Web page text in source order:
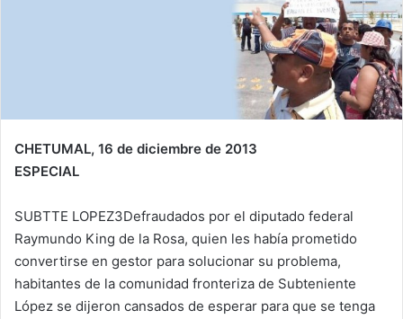
CHETUMAL, 16 de diciembre de 2013
ESPECIAL
SUBTTE LOPEZ3Defraudados por el diputado federal
Raymundo King de la Rosa, quien les había prometido
convertirse en gestor para solucionar su problema,
habitantes de la comunidad fronteriza de Subteniente
López se dijeron cansados de esperar para que se tenga